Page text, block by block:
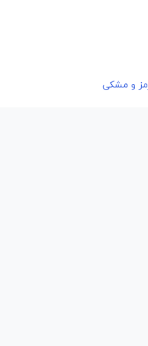
و مشکی